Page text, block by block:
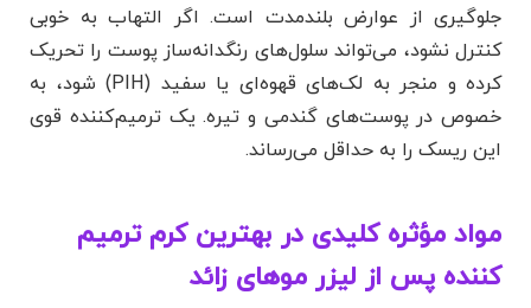
جلوگیری از عوارض بلندمدت است. اگر التهاب به خوبی
کنترل نشود، می‌تواند سلول‌های رنگدانه‌ساز پوست را تحریک
کرده و منجر به لک‌های قهوه‌ای یا سفید (PIH) شود، به
خصوص در پوست‌های گندمی و تیره. یک ترمیم‌کننده قوی
این ریسک را به حداقل می‌رساند.
مواد مؤثره کلیدی در بهترین کرم ترمیم
کننده پس از لیزر موهای زائد